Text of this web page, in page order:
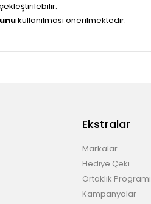
kullanılması önerilmektedir.
Ekstralar
Markalar
Hediye Çeki
Ortaklık Programı
Kampanyalar